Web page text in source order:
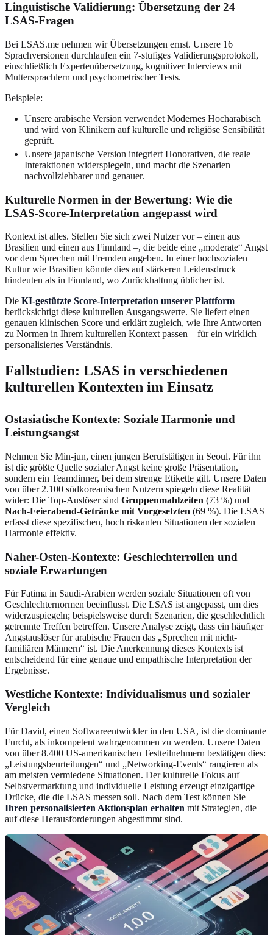
Linguistische Validierung: Übersetzung der 24
LSAS-Fragen
Bei LSAS.me nehmen wir Übersetzungen ernst. Unsere 16
Sprachversionen durchlaufen ein 7-stufiges Validierungsprotokoll,
einschließlich Expertenübersetzung, kognitiver Interviews mit
Muttersprachlern und psychometrischer Tests.
Beispiele:
Unsere arabische Version verwendet Modernes Hocharabisch
und wird von Klinikern auf kulturelle und religiöse Sensibilität
geprüft.
Unsere japanische Version integriert Honorativen, die reale
Interaktionen widerspiegeln, und macht die Szenarien
nachvollziehbarer und genauer.
Kulturelle Normen in der Bewertung: Wie die
LSAS-Score-Interpretation angepasst wird
Kontext ist alles. Stellen Sie sich zwei Nutzer vor – einen aus
Brasilien und einen aus Finnland –, die beide eine „moderate“ Angst
vor dem Sprechen mit Fremden angeben. In einer hochsozialen
Kultur wie Brasilien könnte dies auf stärkeren Leidensdruck
hindeuten als in Finnland, wo Zurückhaltung üblicher ist.
Die KI-gestützte Score-Interpretation unserer Plattform
berücksichtigt diese kulturellen Ausgangswerte. Sie liefert einen
genauen klinischen Score und erklärt zugleich, wie Ihre Antworten
zu Normen in Ihrem kulturellen Kontext passen – für ein wirklich
personalisiertes Verständnis.
Fallstudien: LSAS in verschiedenen
kulturellen Kontexten im Einsatz
Ostasiatische Kontexte: Soziale Harmonie und
Leistungsangst
Nehmen Sie Min-jun, einen jungen Berufstätigen in Seoul. Für ihn
ist die größte Quelle sozialer Angst keine große Präsentation,
sondern ein Teamdinner, bei dem strenge Etikette gilt. Unsere Daten
von über 2.100 südkoreanischen Nutzern spiegeln diese Realität
wider: Die Top-Auslöser sind Gruppenmahlzeiten (73 %) und
Nach-Feierabend-Getränke mit Vorgesetzten (69 %). Die LSAS
erfasst diese spezifischen, hoch riskanten Situationen der sozialen
Harmonie effektiv.
Naher-Osten-Kontexte: Geschlechterrollen und
soziale Erwartungen
Für Fatima in Saudi-Arabien werden soziale Situationen oft von
Geschlechternormen beeinflusst. Die LSAS ist angepasst, um dies
widerzuspiegeln; beispielsweise durch Szenarien, die geschlechtlich
getrennte Treffen betreffen. Unsere Analyse zeigt, dass ein häufiger
Angstauslöser für arabische Frauen das „Sprechen mit nicht-
familiären Männern“ ist. Die Anerkennung dieses Kontexts ist
entscheidend für eine genaue und empathische Interpretation der
Ergebnisse.
Westliche Kontexte: Individualismus und sozialer
Vergleich
Für David, einen Softwareentwickler in den USA, ist die dominante
Furcht, als inkompetent wahrgenommen zu werden. Unsere Daten
von über 8.400 US-amerikanischen Testteilnehmern bestätigen dies:
„Leistungsbeurteilungen“ und „Networking-Events“ rangieren als
am meisten vermiedene Situationen. Der kulturelle Fokus auf
Selbstvermarktung und individuelle Leistung erzeugt einzigartige
Drücke, die die LSAS messen soll. Nach dem Test können Sie
Ihren personalisierten Aktionsplan erhalten mit Strategien, die
auf diese Herausforderungen abgestimmt sind.